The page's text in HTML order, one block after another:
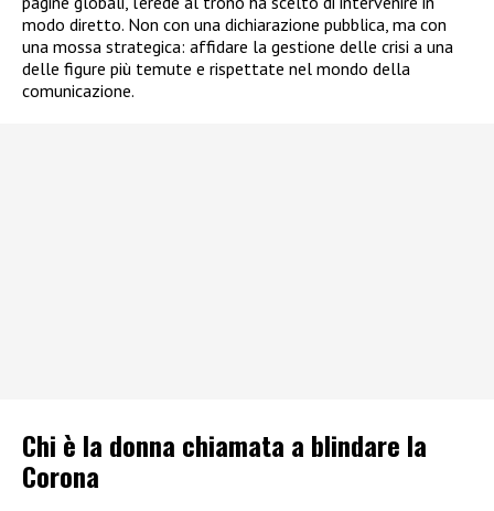
modo diretto. Non con una dichiarazione pubblica, ma con
una mossa strategica: affidare la gestione delle crisi a una
delle figure più temute e rispettate nel mondo della
comunicazione.
Chi è la donna chiamata a blindare la
Corona